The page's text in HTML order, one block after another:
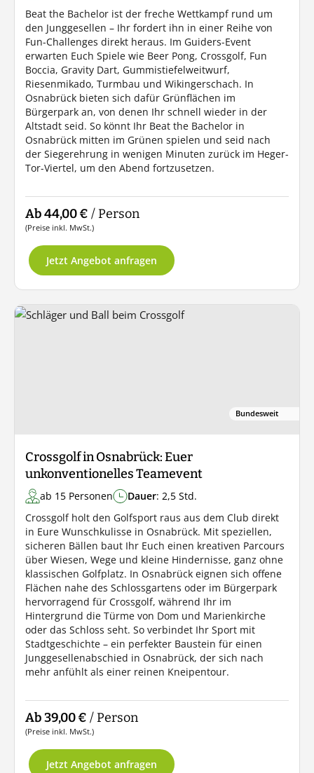
Beat the Bachelor ist der freche Wettkampf rund um
den Junggesellen – Ihr fordert ihn in einer Reihe von
Fun-Challenges direkt heraus. Im Guiders-Event
erwarten Euch Spiele wie Beer Pong, Crossgolf, Fun
Boccia, Gravity Dart, Gummistiefelweitwurf,
Riesenmikado, Turmbau und Wikingerschach. In
Osnabrück bieten sich dafür Grünflächen im
Bürgerpark an, von denen Ihr schnell wieder in der
Altstadt seid. So könnt Ihr Beat the Bachelor in
Osnabrück mitten im Grünen spielen und seid nach
der Siegerehrung in wenigen Minuten zurück im Heger-
Tor-Viertel, um den Abend fortzusetzen.
Ab 44,00 € / Person
(Preise inkl. MwSt.)
Jetzt Angebot anfragen
Bundesweit
Crossgolf in Osnabrück: Euer
unkonventionelles Teamevent
ab 15 Personen Dauer: 2,5 Std.
Crossgolf holt den Golfsport raus aus dem Club direkt
in Eure Wunschkulisse in Osnabrück. Mit speziellen,
sicheren Bällen baut Ihr Euch einen kreativen Parcours
über Wiesen, Wege und kleine Hindernisse, ganz ohne
klassischen Golfplatz. In Osnabrück eignen sich offene
Flächen nahe des Schlossgartens oder im Bürgerpark
hervorragend für Crossgolf, während Ihr im
Hintergrund die Türme von Dom und Marienkirche
oder das Schloss seht. So verbindet Ihr Sport mit
Stadtgeschichte – ein perfekter Baustein für einen
Junggesellenabschied in Osnabrück, der sich nach
mehr anfühlt als einer reinen Kneipentour.
Ab 39,00 € / Person
(Preise inkl. MwSt.)
Jetzt Angebot anfragen